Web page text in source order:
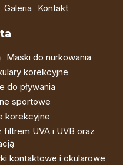
Galeria Kontakt
Maski do nurkowania
korekcyjne
do pływania
sportowe
korekcyjne
UVA i UVB oraz
kontaktowe i okularowe